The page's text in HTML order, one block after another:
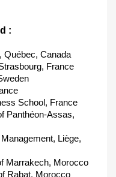
:
Québec, Canada
France
School, France
Panthéon-Assas,
Liège,
Marrakech, Morocco
Rabat, Morocco